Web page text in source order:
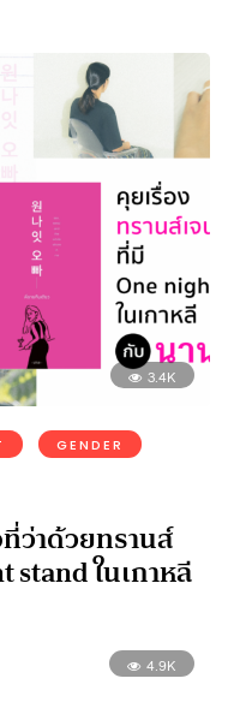
3.4K
GENDER
ว่าด้วยทรานส์
stand ในเกาหลี
4.9K